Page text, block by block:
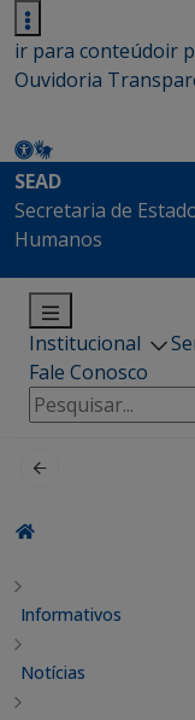
ir para conteúdoir
Ouvidoria
SEAD
Secretaria de
Humanos
Institucional
Fale Conosco
Pesquisar
por:
Informativos
Notícias